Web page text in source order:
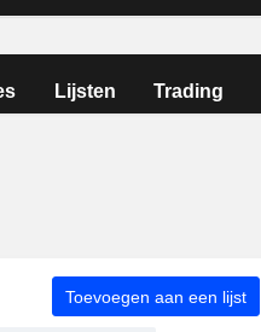
Lijsten Trading
Toevoegen aan een lijst